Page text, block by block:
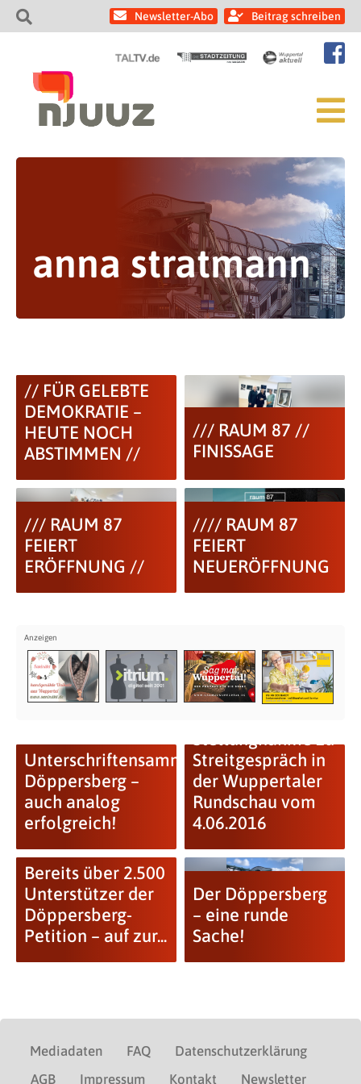
Newsletter-Abo Beitrag schreiben
anna stratmann
// FÜR GELEBTE
DEMOKRATIE –
HEUTE NOCH
ABSTIMMEN //
/// RAUM 87 //
FINISSAGE
/// RAUM 87
FEIERT
ERÖFFNUNG //
//// RAUM 87
FEIERT
NEUERÖFFNUNG
Unterschriftensammlung
Döppersberg –
auch analog
erfolgreich!
Stellungnahme zu
Streitgespräch in
der Wuppertaler
Rundschau vom
4.06.2016
Bereits über 2.500
Unterstützer der
Döppersberg-
Petition – auf zur...
Der Döppersberg
– eine runde
Sache!
Mediadaten FAQ
Datenschutzerklärung
AGB
Impressum Kontakt Newsletter